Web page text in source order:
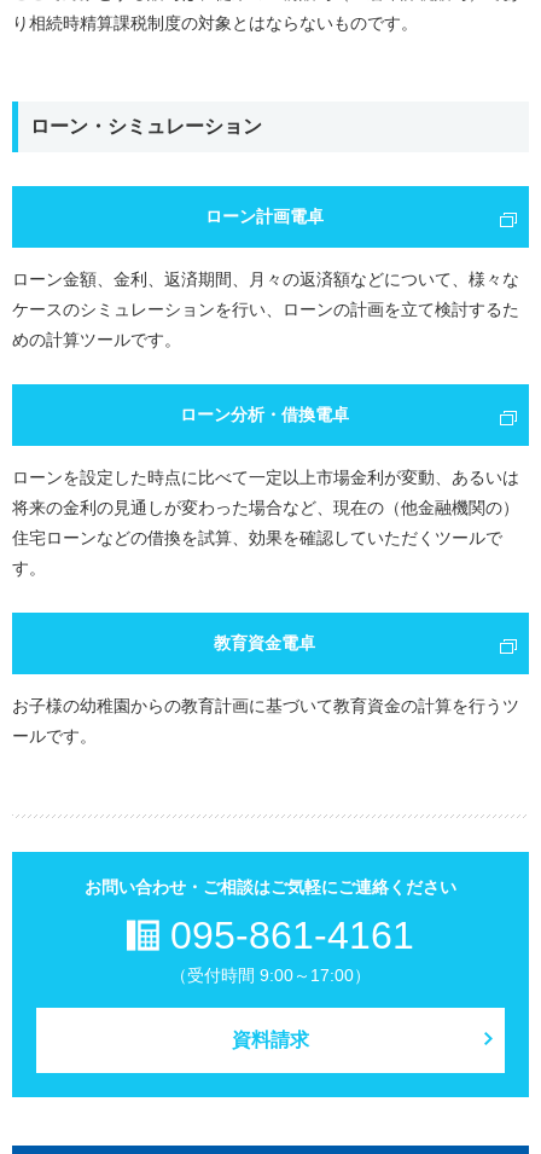
り相続時精算課税制度の対象とはならないものです。
ローン・シミュレーション
ローン計画電卓
ローン金額、金利、返済期間、月々の返済額などについて、様々な
ケースのシミュレーションを行い、ローンの計画を立て検討するた
めの計算ツールです。
ローン分析・借換電卓
ローンを設定した時点に比べて一定以上市場金利が変動、あるいは
将来の金利の見通しが変わった場合など、現在の（他金融機関の）
住宅ローンなどの借換を試算、効果を確認していただくツールで
す。
教育資金電卓
お子様の幼稚園からの教育計画に基づいて教育資金の計算を行うツ
ールです。
お問い合わせ・ご相談はご気軽にご連絡ください
095-861-4161
（受付時間 9:00～17:00）
資料請求